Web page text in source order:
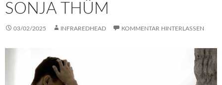
SONJA THÜM
03/02/2025 INFRAREDHEAD KOMMENTAR HINTERLASSEN